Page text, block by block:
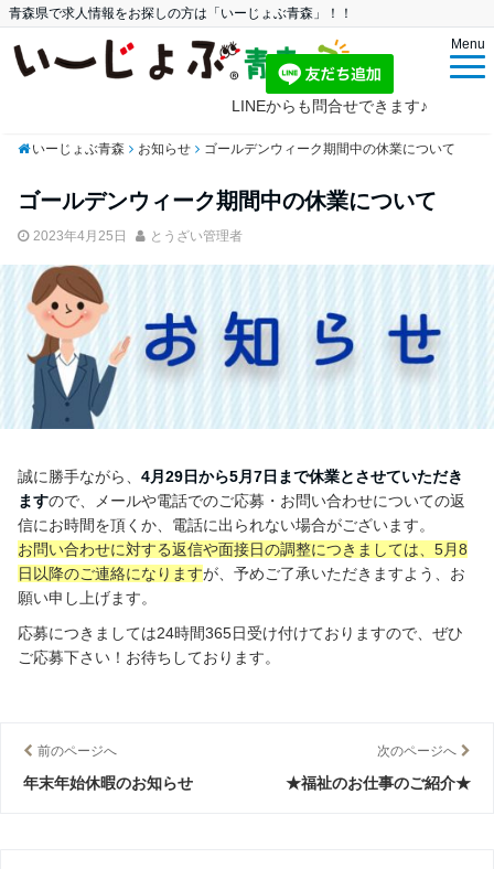
青森県で求人情報をお探しの方は「いーじょぶ青森」！！
Menu
LINEからも問合せできます♪
いーじょぶ青森 お知らせ ゴールデンウィーク期間中の休業について
ゴールデンウィーク期間中の休業について
2023年4月25日 とうざい管理者
誠に勝手ながら、 4月29日から5月7日まで休業とさせていただき
ますので、メールや電話でのご応募・お問い合わせについての返
信にお時間を頂くか、電話に出られない場合がございます。
お問い合わせに対する返信や面接日の調整につきましては、5月8
日以降のご連絡になりますが、予めご了承いただきますよう、お
願い申し上げます。
応募につきましては24時間365日受け付けておりますので、ぜひ
ご応募下さい！お待ちしております。
前のページへ
年末年始休暇のお知らせ
次のページへ
★福祉のお仕事のご紹介★